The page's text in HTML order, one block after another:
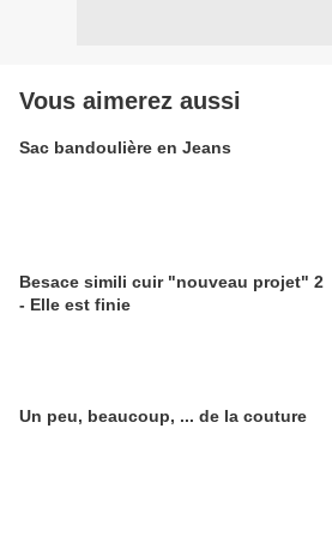
Vous aimerez aussi
Sac bandoulière en Jeans
Besace simili cuir "nouveau projet" 2
- Elle est finie
Un peu, beaucoup, ... de la couture